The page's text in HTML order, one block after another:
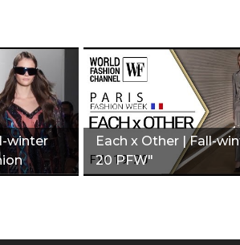
winter
Each x Other | Fall-
20 PFW"